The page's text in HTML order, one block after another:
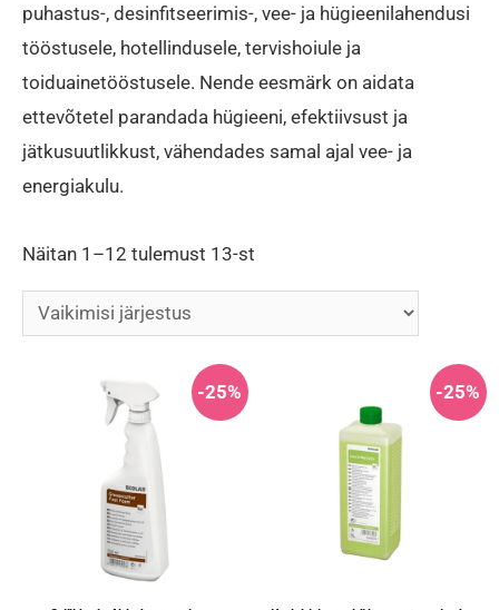
puhastus-, desinfitseerimis-, vee- ja hügieenilahendusi
tööstusele, hotellindusele, tervishoiule ja
toiduainetööstusele. Nende eesmärk on aidata
ettevõtetel parandada hügieeni, efektiivsust ja
jätkusuutlikkust, vähendades samal ajal vee- ja
energiakulu.
Näitan 1–12 tulemust 13-st
-25% -25%